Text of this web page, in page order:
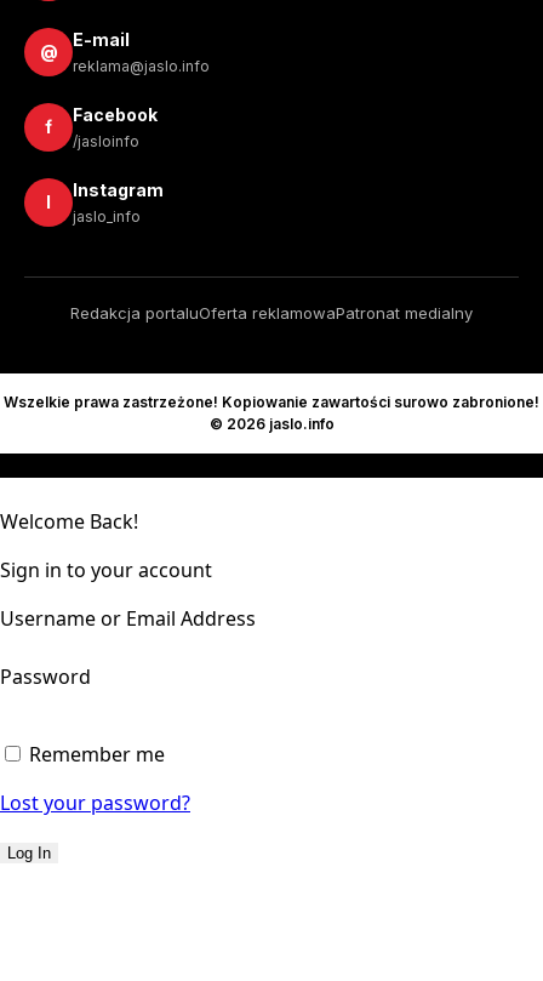
@
E-mail
reklama@jaslo.info
f
Facebook
/jasloinfo
I
Instagram
jaslo_info
Redakcja portaluOferta reklamowaPatronat medialny
Wszelkie prawa zastrzeżone! Kopiowanie zawartości surowo zabronione!
© 2026 jaslo.info
Welcome Back!
Sign in to your account
Username or Email Address
Password
Remember me
Lost your password?